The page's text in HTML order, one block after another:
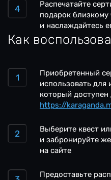
Распечатайте
подарок близкому
и наслаждайтесь
Как
Приобретенный
использовать для
который
https://
Выберите квест
и забронируйте
на сайте
Предоставьте